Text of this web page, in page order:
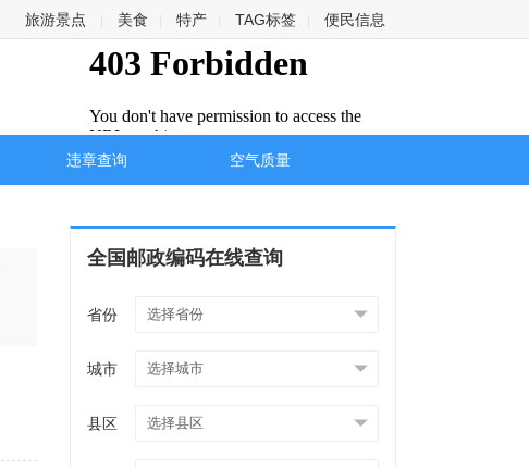
旅游景点 美食 特产 TAG标签 便民信息
违章查询 空气质量
全国邮政编码在线查询
省份
城市
县区